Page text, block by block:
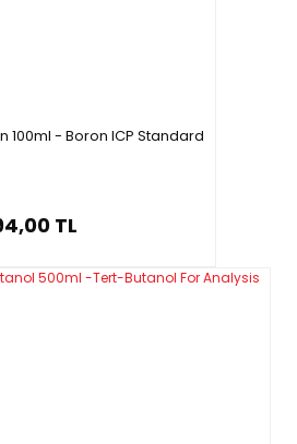
100ml - Boron ICP Standard
TL